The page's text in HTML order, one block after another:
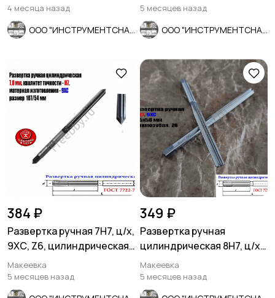
СССР.
4 месяца назад
СССР.
5 месяцев назад
384 ₽
Развертка ручная 7Н7, ц/х,
9ХС, Z6, цилиндрическая,
107/54 мм, СССР.
Макеевка
5 месяцев назад
349 ₽
Развертка ручная
цилиндрическая 8Н7, ц/х,
9ХС, Z6, прямозубая,
115/58.
Макеевка
5 месяцев назад